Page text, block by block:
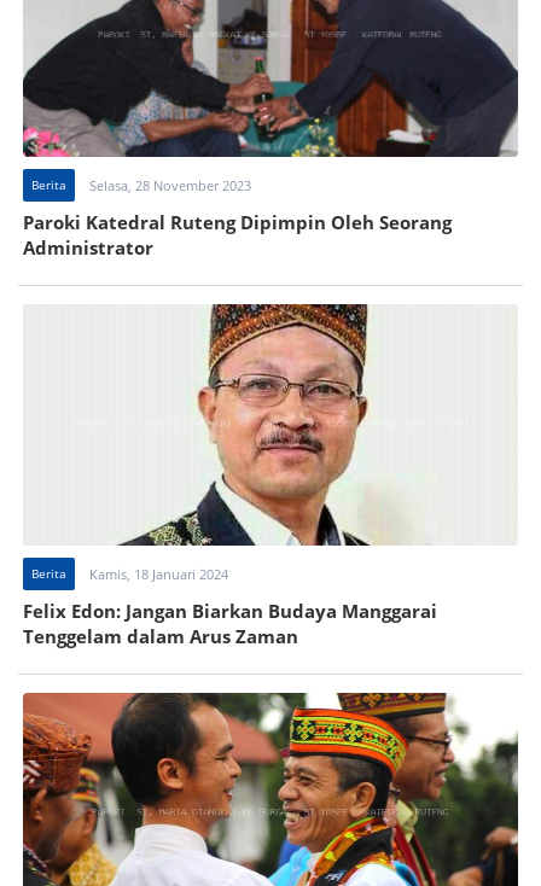
Berita Selasa, 28 November 2023
Paroki Katedral Ruteng Dipimpin Oleh Seorang
Administrator
Berita Kamis, 18 Januari 2024
Felix Edon: Jangan Biarkan Budaya Manggarai
Tenggelam dalam Arus Zaman